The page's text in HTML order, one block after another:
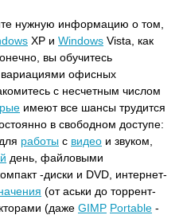
нужную информацию о том,
ХР и Windows Vista, как
вы обучитесь
офисных
с несчетным числом
имеют все шансы трудится
в свободном доступе:
работы с видео и звуком,
день, файловыми
-диски и DVD, интернет-
(от аськи до торрент-
(даже GIMP Portable -